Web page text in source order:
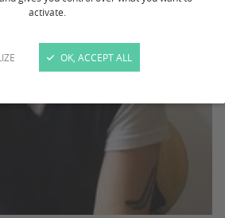
activate.
OK, ACCEPT ALL